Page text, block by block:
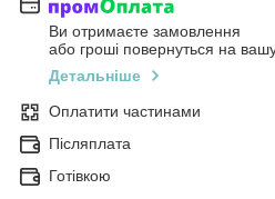
Ви отримаєте замовлення
або гроші повернуться на
Детальніше
Оплатити частинами
Післяплата
Готівкою